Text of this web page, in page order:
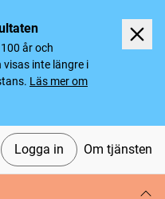
år och
inte längre i
Läs mer om
Logga in Om tjänsten